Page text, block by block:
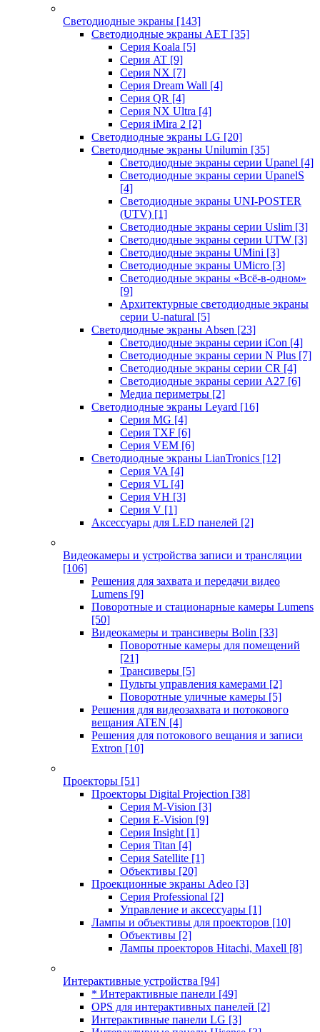
Светодиодные экраны [143]
Светодиодные экраны AET [35]
Cерия Koala [5]
Серия AT [9]
Серия NX [7]
Серия Dream Wall [4]
Серия QR [4]
Серия NX Ultra [4]
Серия iMira 2 [2]
Светодиодные экраны LG [20]
Светодиодные экраны Unilumin [35]
Светодиодные экраны серии Upanel [4]
Светодиодные экраны серии UpanelS
[4]
Светодиодные экраны UNI-POSTER
(UTV) [1]
Светодиодные экраны серии Uslim [3]
Светодиодные экраны серии UTW [3]
Светодиодные экраны UMini [3]
Светодиодные экраны UMicro [3]
Светодиодные экраны «Всё-в-одном»
[9]
Архитектурные светодиодные экраны
серии U-natural [5]
Светодиодные экраны Absen [23]
Светодиодные экраны серии iCon [4]
Светодиодные экраны серии N Plus [7]
Светодиодные экраны серии CR [4]
Светодиодные экраны серии А27 [6]
Медиа периметры [2]
Светодиодные экраны Leyard [16]
Серия MG [4]
Серия TXF [6]
Серия VEM [6]
Светодиодные экраны LianTronics [12]
Серия VA [4]
Серия VL [4]
Серия VH [3]
Серия V [1]
Аксессуары для LED панелей [2]
Видеокамеры и устройства записи и трансляции
[106]
Решения для захвата и передачи видео
Lumens [9]
Поворотные и стационарные камеры Lumens
[50]
Видеокамеры и трансиверы Bolin [33]
Поворотные камеры для помещений
[21]
Трансиверы [5]
Пульты управления камерами [2]
Поворотные уличные камеры [5]
Решения для видеозахвата и потокового
вещания ATEN [4]
Решения для потокового вещания и записи
Extron [10]
Проекторы [51]
Проекторы Digital Projection [38]
Серия M-Vision [3]
Серия E-Vision [9]
Серия Insight [1]
Серия Titan [4]
Серия Satellite [1]
Объективы [20]
Проекционные экраны Adeo [3]
Серия Professional [2]
Управление и аксессуары [1]
Лампы и объективы для проекторов [10]
Объективы [2]
Лампы проекторов Hitachi, Maxell [8]
Интерактивные устройства [94]
* Интерактивные панели [49]
OPS для интерактивных панелей [2]
Интерактивные панели LG [3]